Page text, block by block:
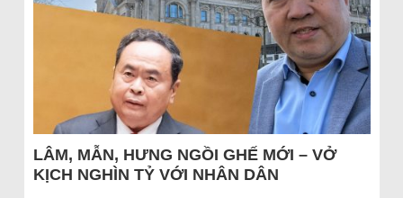
LÂM, MẪN, HƯNG NGỒI GHẾ MỚI – VỞ
KỊCH NGHÌN TỶ VỚI NHÂN DÂN